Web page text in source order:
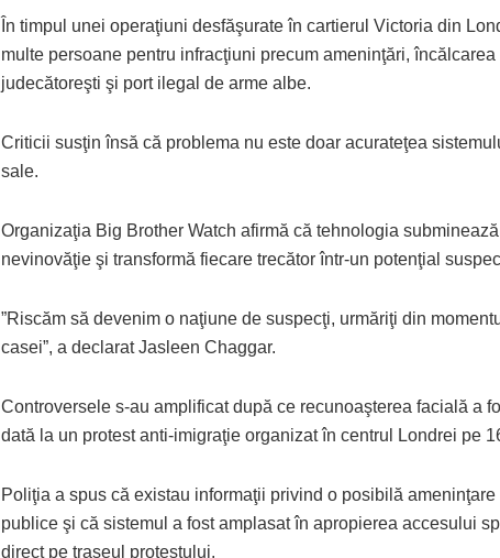
În timpul unei operaţiuni desfăşurate în cartierul Victoria din
multe persoane pentru infracţiuni precum ameninţări,
judecătoreşti şi port ilegal de arme albe.
Criticii susţin însă că problema nu este doar acurateţea
sale.
Organizaţia Big Brother Watch afirmă că tehnologia
nevinovăţie şi transformă fiecare trecător într-un potenţial
”Riscăm să devenim o naţiune de suspecţi, urmăriţi din
casei”, a declarat Jasleen Chaggar.
Controversele s-au amplificat după ce recunoaşterea facială a
dată la un protest anti-imigraţie organizat în centrul Londrei pe
Poliţia a spus că existau informaţii privind o posibilă
publice şi că sistemul a fost amplasat în apropierea accesului
direct pe traseul protestului.